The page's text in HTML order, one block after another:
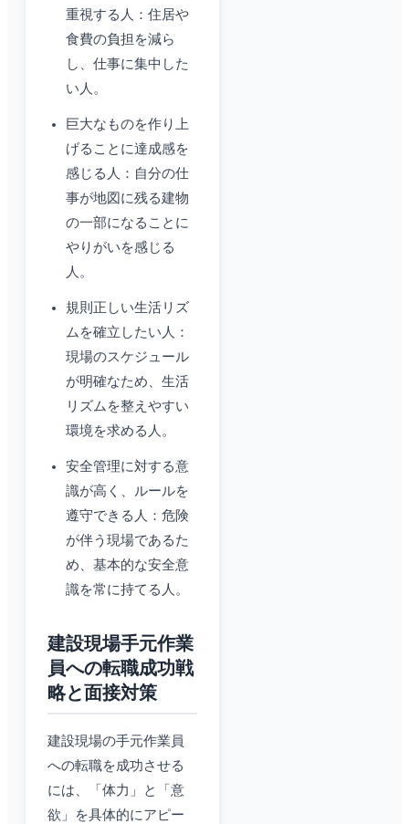
重視する人：住居や
食費の負担を減ら
し、仕事に集中した
い人。
巨大なものを作り上
げることに達成感を
感じる人：自分の仕
事が地図に残る建物
の一部になることに
やりがいを感じる
人。
規則正しい生活リズ
ムを確立したい人：
現場のスケジュール
が明確なため、生活
リズムを整えやすい
環境を求める人。
安全管理に対する意
識が高く、ルールを
遵守できる人：危険
が伴う現場であるた
め、基本的な安全意
識を常に持てる人。
建設現場手元作業
員への転職成功戦
略と面接対策
建設現場の手元作業員
への転職を成功させる
には、「体力」と「意
欲」を具体的にアピー